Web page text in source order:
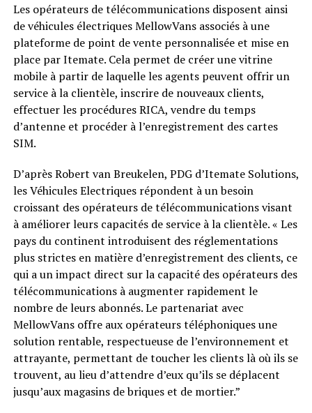
Les opérateurs de télécommunications disposent ainsi
de véhicules électriques MellowVans associés à une
plateforme de point de vente personnalisée et mise en
place par Itemate. Cela permet de créer une vitrine
mobile à partir de laquelle les agents peuvent offrir un
service à la clientèle, inscrire de nouveaux clients,
effectuer les procédures RICA, vendre du temps
d’antenne et procéder à l’enregistrement des cartes
SIM.
D’après Robert van Breukelen, PDG d’Itemate Solutions,
les Véhicules Electriques répondent à un besoin
croissant des opérateurs de télécommunications visant
à améliorer leurs capacités de service à la clientèle. « Les
pays du continent introduisent des réglementations
plus strictes en matière d’enregistrement des clients, ce
qui a un impact direct sur la capacité des opérateurs des
télécommunications à augmenter rapidement le
nombre de leurs abonnés. Le partenariat avec
MellowVans offre aux opérateurs téléphoniques une
solution rentable, respectueuse de l’environnement et
attrayante, permettant de toucher les clients là où ils se
trouvent, au lieu d’attendre d’eux qu’ils se déplacent
jusqu’aux magasins de briques et de mortier.”